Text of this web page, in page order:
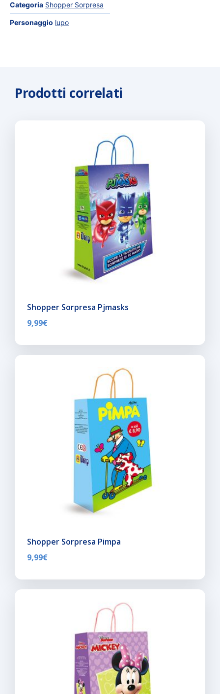
Categoria Shopper Sorpresa
Personaggio lupo
Prodotti correlati
Shopper Sorpresa Pjmasks
9,99€
Shopper Sorpresa Pimpa
9,99€